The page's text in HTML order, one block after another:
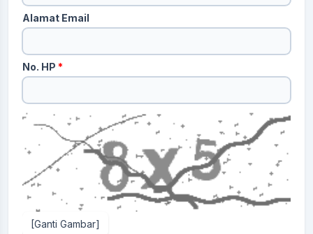
Alamat Email
No. HP *
[Ganti Gambar]